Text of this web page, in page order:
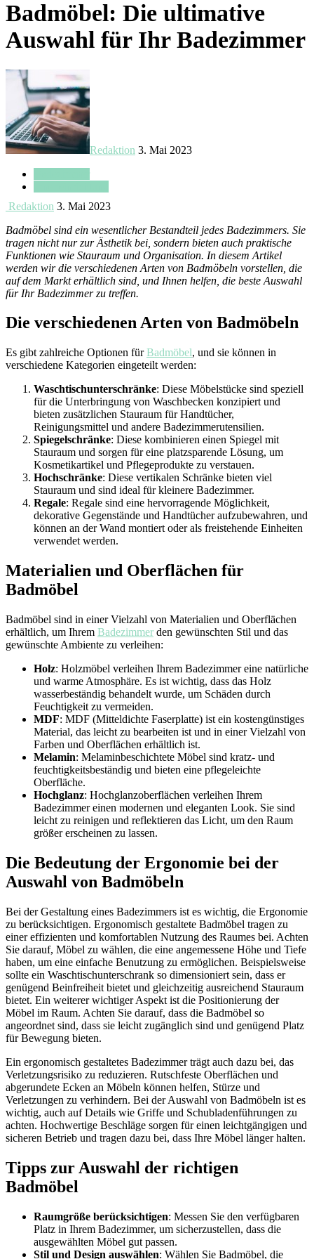
Badmöbel: Die ultimative
Auswahl für Ihr Badezimmer
Redaktion 3. Mai 2023
Redaktion 3. Mai 2023
Badmöbel sind ein wesentlicher Bestandteil jedes Badezimmers. Sie
tragen nicht nur zur Ästhetik bei, sondern bieten auch praktische
Funktionen wie Stauraum und Organisation. In diesem Artikel
werden wir die verschiedenen Arten von Badmöbeln vorstellen, die
auf dem Markt erhältlich sind, und Ihnen helfen, die beste Auswahl
für Ihr Badezimmer zu treffen.
Die verschiedenen Arten von Badmöbeln
Es gibt zahlreiche Optionen fürBadmöbel, und sie können in
verschiedene Kategorien eingeteilt werden:
Waschtischunterschränke: Diese Möbelstücke sind speziell
für die Unterbringung von Waschbecken konzipiert und
bieten zusätzlichen Stauraum für Handtücher,
Reinigungsmittel und andere Badezimmerutensilien.
Spiegelschränke: Diese kombinieren einen Spiegel mit
Stauraum und sorgen für eine platzsparende Lösung, um
Kosmetikartikel und Pflegeprodukte zu verstauen.
Hochschränke: Diese vertikalen Schränke bieten viel
Stauraum und sind ideal für kleinere Badezimmer.
Regale: Regale sind eine hervorragende Möglichkeit,
dekorative Gegenstände und Handtücher aufzubewahren, und
können an der Wand montiert oder als freistehende Einheiten
verwendet werden.
Materialien und Oberflächen für
Badmöbel
Badmöbel sind in einer Vielzahl von Materialien und Oberflächen
erhältlich, um Ihrem Badezimmer den gewünschten Stil und das
gewünschte Ambiente zu verleihen:
Holz: Holzmöbel verleihen Ihrem Badezimmer eine natürliche
und warme Atmosphäre. Es ist wichtig, dass das Holz
wasserbeständig behandelt wurde, um Schäden durch
Feuchtigkeit zu vermeiden.
MDF: MDF (Mitteldichte Faserplatte) ist ein kostengünstiges
Material, das leicht zu bearbeiten ist und in einer Vielzahl von
Farben und Oberflächen erhältlich ist.
Melamin: Melaminbeschichtete Möbel sind kratz- und
feuchtigkeitsbeständig und bieten eine pflegeleichte
Oberfläche.
Hochglanz: Hochglanzoberflächen verleihen Ihrem
Badezimmer einen modernen und eleganten Look. Sie sind
leicht zu reinigen und reflektieren das Licht, um den Raum
größer erscheinen zu lassen.
Die Bedeutung der Ergonomie bei der
Auswahl von Badmöbeln
Bei der Gestaltung eines Badezimmers ist es wichtig, die Ergonomie
zu berücksichtigen. Ergonomisch gestaltete Badmöbel tragen zu
einer effizienten und komfortablen Nutzung des Raumes bei. Achten
Sie darauf, Möbel zu wählen, die eine angemessene Höhe und Tiefe
haben, um eine einfache Benutzung zu ermöglichen. Beispielsweise
sollte ein Waschtischunterschrank so dimensioniert sein, dass er
genügend Beinfreiheit bietet und gleichzeitig ausreichend Stauraum
bietet. Ein weiterer wichtiger Aspekt ist die Positionierung der
Möbel im Raum. Achten Sie darauf, dass die Badmöbel so
angeordnet sind, dass sie leicht zugänglich sind und genügend Platz
für Bewegung bieten.
Ein ergonomisch gestaltetes Badezimmer trägt auch dazu bei, das
Verletzungsrisiko zu reduzieren. Rutschfeste Oberflächen und
abgerundete Ecken an Möbeln können helfen, Stürze und
Verletzungen zu verhindern. Bei der Auswahl von Badmöbeln ist es
wichtig, auch auf Details wie Griffe und Schubladenführungen zu
achten. Hochwertige Beschläge sorgen für einen leichtgängigen und
sicheren Betrieb und tragen dazu bei, dass Ihre Möbel länger halten.
Tipps zur Auswahl der richtigen
Badmöbel
Raumgröße berücksichtigen: Messen Sie den verfügbaren
Platz in Ihrem Badezimmer, um sicherzustellen, dass die
ausgewählten Möbel gut passen.
Stil und Design auswählen: Wählen Sie Badmöbel, die